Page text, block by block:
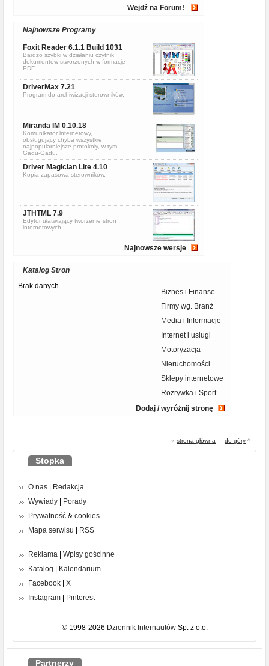
Wejdź na Forum!
Najnowsze Programy
Foxit Reader 6.1.1 Build 1031
Bardzo szybki w działaniu czytnik
dokumentów stworzonych w formacje
PDF.
DriverMax 7.21
Program do archiwizacji sterowników.
Miranda IM 0.10.18
Komunikator internetowy,
obsługujący chyba wszystkie
najpopularniejsze protokoły, w tym
Gadu-Gadu.
Driver Magician Lite 4.10
Kopia zapasowa sterowników.
JTHTML 7.9
Edytor ułatwiający tworzenie stron
internetowych
Najnowsze wersje
Katalog Stron
Brak danych
Biznes i Finanse
Firmy wg. Branż
Media i Informacje
Internet i usługi
Motoryzacja
Nieruchomości
Sklepy internetowe
Rozrywka i Sport
Dodaj / wyróżnij stronę
« strona główna - do góry ^
Stopka
O nas
Redakcja
Wywiady
Porady
Prywatność & cookies
Mapa serwisu
RSS
Reklama
Wpisy gościnne
Katalog
Kalendarium
Facebook
X
Instagram
Pinterest
© 1998-2026 Dziennik InternautówSp. z o.o.
Partnerzy